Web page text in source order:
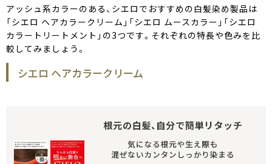
アッシュ系カラーのある、シエロでおすすめの白髪染め製品は
「シエロ ヘアカラークリーム」「シエロ ムースカラー」「シエロ
カラートリートメント」の3つです。それぞれの特長や色みを比
較してみましょう。
シエロ ヘアカラークリーム